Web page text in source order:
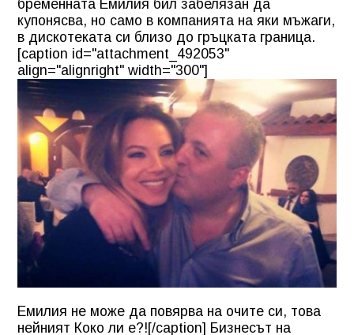
бременната Емилия бил забелязан да
купонясва, но само в компанията на яки мъжаги,
в дискотеката си близо до гръцката граница.
[caption id="attachment_492053"
align="alignright" width="300"]
Емилия не може да повярва на очите си, това
нейният Коко ли е?![/caption] Бизнесът на